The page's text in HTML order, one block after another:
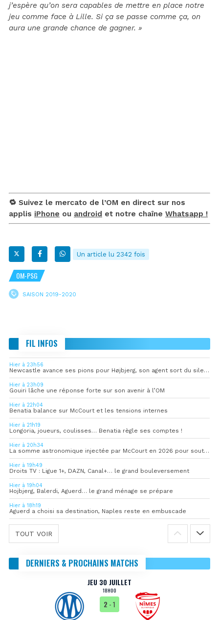
j’espère qu’on sera capables de mettre en place notre
jeu comme face à Lille. Si ça se passe comme ça, on
aura une grande chance de gagner. »
🔁 Suivez le mercato de l’OM en direct sur nos
applis iPhone ou android et notre chaîne Whatsapp !
Un article lu 2342 fois
OM-PSG
SAISON 2019-2020
FIL INFOS
Hier à 23h56
Newcastle avance ses pions pour Højbjerg, son agent sort du silence
Hier à 23h09
Gouiri lâche une réponse forte sur son avenir à l’OM
Hier à 22h04
Benatia balance sur McCourt et les tensions internes
Hier à 21h19
Longoria, joueurs, coulisses… Benatia règle ses comptes !
Hier à 20h34
La somme astronomique injectée par McCourt en 2026 pour soutenir l’OM
Hier à 19h49
Droits TV : Ligue 1+, DAZN, Canal+… le grand bouleversement
Hier à 19h04
Hojbjerg, Balerdi, Aguerd… le grand ménage se prépare
Hier à 18h19
Aguerd a choisi sa destination, Naples reste en embuscade
TOUT VOIR
DERNIERS & PROCHAINS MATCHS
JEU 30 JUILLET
18H00
2 - 1